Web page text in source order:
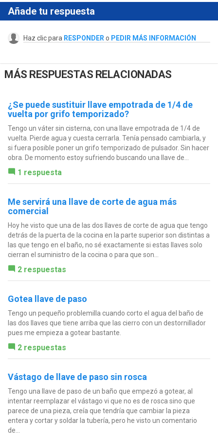
Añade tu respuesta
Haz clic para RESPONDER o PEDIR MÁS INFORMACIÓN
MÁS RESPUESTAS RELACIONADAS
¿Se puede sustituir llave empotrada de 1/4 de
vuelta por grifo temporizado?
Tengo un váter sin cisterna, con una llave empotrada de 1/4 de
vuelta. Pierde agua y cuesta cerrarla. Tenía pensado cambiarla, y
si fuera posible poner un grifo temporizado de pulsador. Sin hacer
obra. De momento estoy sufriendo buscando una llave de...
1 respuesta
Me servirá una llave de corte de agua más
comercial
Hoy he visto que una de las dos llaves de corte de agua que tengo
detrás de la puerta de la cocina en la parte superior son distintas a
las que tengo en el baño, no sé exactamente si estas llaves solo
cierran el suministro de la cocina o para que son...
2 respuestas
Gotea llave de paso
Tengo un pequeño problemilla cuando corto el agua del baño de
las dos llaves que tiene arriba que las cierro con un destornillador
pues me empieza a gotear bastante.
2 respuestas
Vástago de llave de paso sin rosca
Tengo una llave de paso de un baño que empezó a gotear, al
intentar reemplazar el vástago vi que no es de rosca sino que
parece de una pieza, creía que tendría que cambiar la pieza
entera y cortar y soldar la tubería, pero he visto un comentario
de...